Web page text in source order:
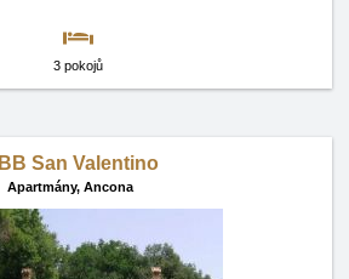
3 pokojů
BB San Valentino
Apartmány, Ancona